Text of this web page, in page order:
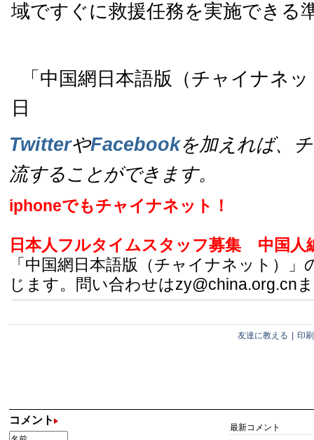
域ですぐに救援任務を実施できる
「中国網日本語版（チャイナネ
日
TwitterやFacebookを加えれば、
流することができます。
iphoneでもチャイナネット！
日本人フルタイムスタッフ募集
中国人
「中国網日本語版（チャイナネット）」
じます。問い合わせはzy@china.org.cn
友達に教える 印刷
コメント
最新コメント